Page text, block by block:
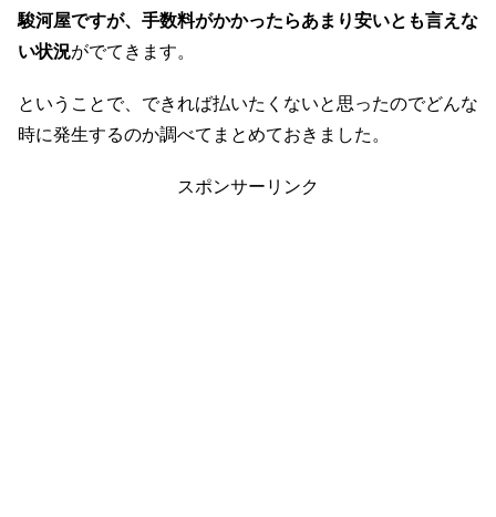
駿河屋ですが、手数料がかかったらあまり安いとも言えな
い状況がでてきます。
ということで、できれば払いたくないと思ったのでどんな
時に発生するのか調べてまとめておきました。
スポンサーリンク